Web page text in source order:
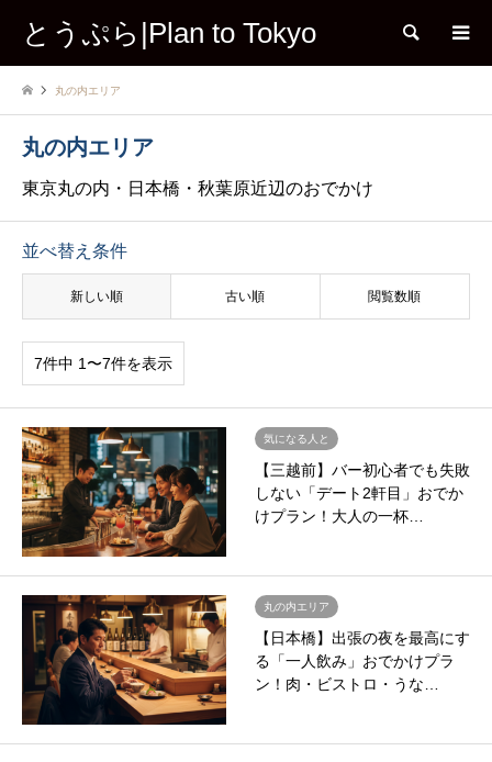
とうぷら|Plan to Tokyo 検索
丸の内エリア
丸の内エリア
東京丸の内・日本橋・秋葉原近辺のおでかけ
並べ替え条件
新しい順 古い順 閲覧数順
7件中 1〜7件を表示
気になる人と
【三越前】バー初心者でも失敗
しない「デート2軒目」おでか
けプラン！大人の一杯…
丸の内エリア
【日本橋】出張の夜を最高にす
る「一人飲み」おでかけプラ
ン！肉・ビストロ・うな…